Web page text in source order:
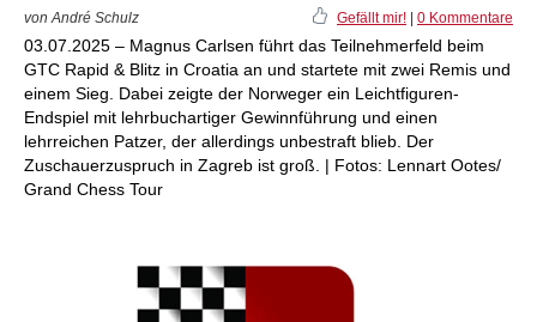
von André Schulz Gefällt mir! 0 Kommentare
03.07.2025 – Magnus Carlsen führt das Teilnehmerfeld beim
GTC Rapid & Blitz in Croatia an und startete mit zwei Remis und
einem Sieg. Dabei zeigte der Norweger ein Leichtfiguren-
Endspiel mit lehrbuchartiger Gewinnführung und einen
lehrreichen Patzer, der allerdings unbestraft blieb. Der
Zuschauerzuspruch in Zagreb ist groß. | Fotos: Lennart Ootes/
Grand Chess Tour